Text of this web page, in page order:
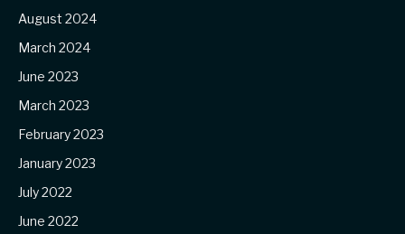
August 2024
March 2024
June 2023
March 2023
February 2023
January 2023
July 2022
June 2022